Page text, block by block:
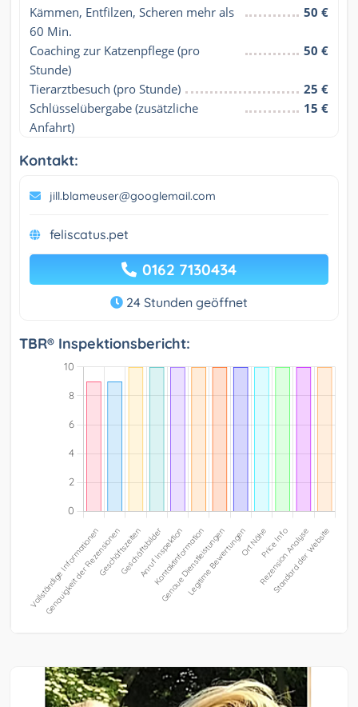
Kämmen, Entfilzen, Scheren mehr als
60 Min.
50 €
Coaching zur Katzenpflege (pro
Stunde)
50 €
Tierarztbesuch (pro Stunde)
25 €
Schlüsselübergabe (zusätzliche
Anfahrt)
15 €
Kontakt:
jill.blameuser@googlemail.com
feliscatus.pet
0162 7130434
24 Stunden geöffnet
TBR® Inspektionsbericht: